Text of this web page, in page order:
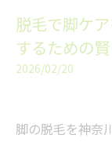
脱毛で脚ケ
するための
2026/02/20
脚の脱毛を神奈